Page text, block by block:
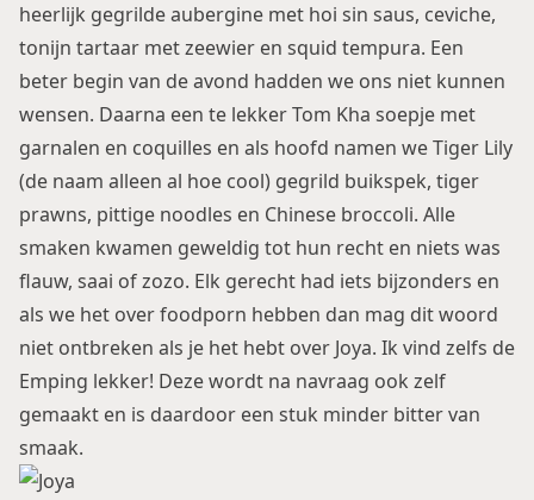
heerlijk gegrilde aubergine met hoi sin saus, ceviche,
tonijn tartaar met zeewier en squid tempura. Een
beter begin van de avond hadden we ons niet kunnen
wensen. Daarna een te lekker Tom Kha soepje met
garnalen en coquilles en als hoofd namen we Tiger Lily
(de naam alleen al hoe cool) gegrild buikspek, tiger
prawns, pittige noodles en Chinese broccoli. Alle
smaken kwamen geweldig tot hun recht en niets was
flauw, saai of zozo. Elk gerecht had iets bijzonders en
als we het over foodporn hebben dan mag dit woord
niet ontbreken als je het hebt over Joya. Ik vind zelfs de
Emping lekker! Deze wordt na navraag ook zelf
gemaakt en is daardoor een stuk minder bitter van
smaak.